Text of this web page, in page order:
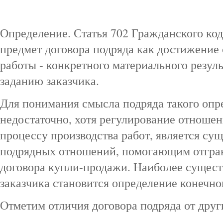
Определение. Статья 702 Гражданского
предмет договора подряда как достижение
работы - конкретного материального
заданию заказчика.
Для понимания смысла подряда такого
недостаточно, хотя регулирование
процессу производства работ, является
подрядных отношений, помогающим
договора купли-продажи. Наиболее
заказчика становится определение
Отметим отличия договора подряда от